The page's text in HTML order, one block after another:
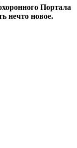
Портала
нечто новое.